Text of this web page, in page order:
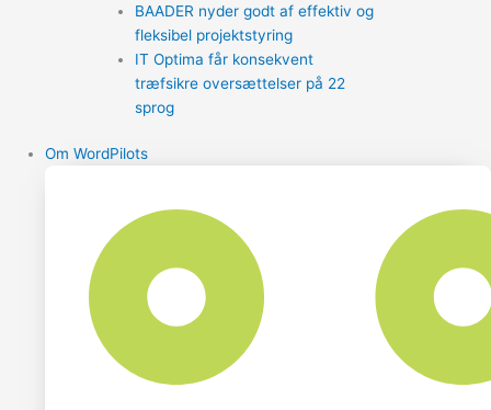
BAADER nyder godt af effektiv og
fleksibel projektstyring
IT Optima får konsekvent
træfsikre oversættelser på 22
sprog
Om WordPilots